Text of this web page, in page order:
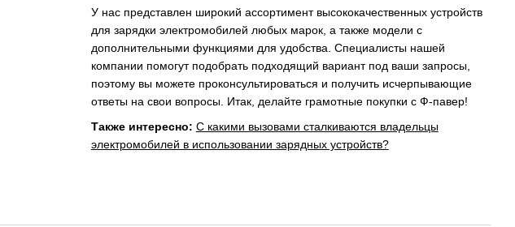
У нас представлен широкий ассортимент высококачественных устройств
для зарядки электромобилей любых марок, а также модели с
дополнительными функциями для удобства. Специалисты нашей
компании помогут подобрать подходящий вариант под ваши запросы,
поэтому вы можете проконсультироваться и получить исчерпывающие
ответы на свои вопросы. Итак, делайте грамотные покупки с Ф-павер!
Также интересно: С какими вызовами сталкиваются владельцы
электромобилей в использовании зарядных устройств?